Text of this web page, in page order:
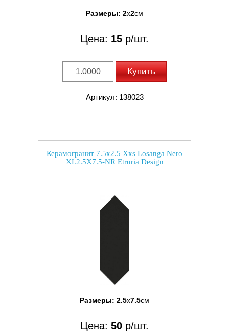
Размеры: 2x2см
Цена: 15 р/шт.
Купить
Артикул: 138023
Керамогранит 7.5x2.5 Xxs Losanga Nero
XL2.5X7.5-NR Etruria Design
Размеры: 2.5x7.5см
Цена: 50 р/шт.